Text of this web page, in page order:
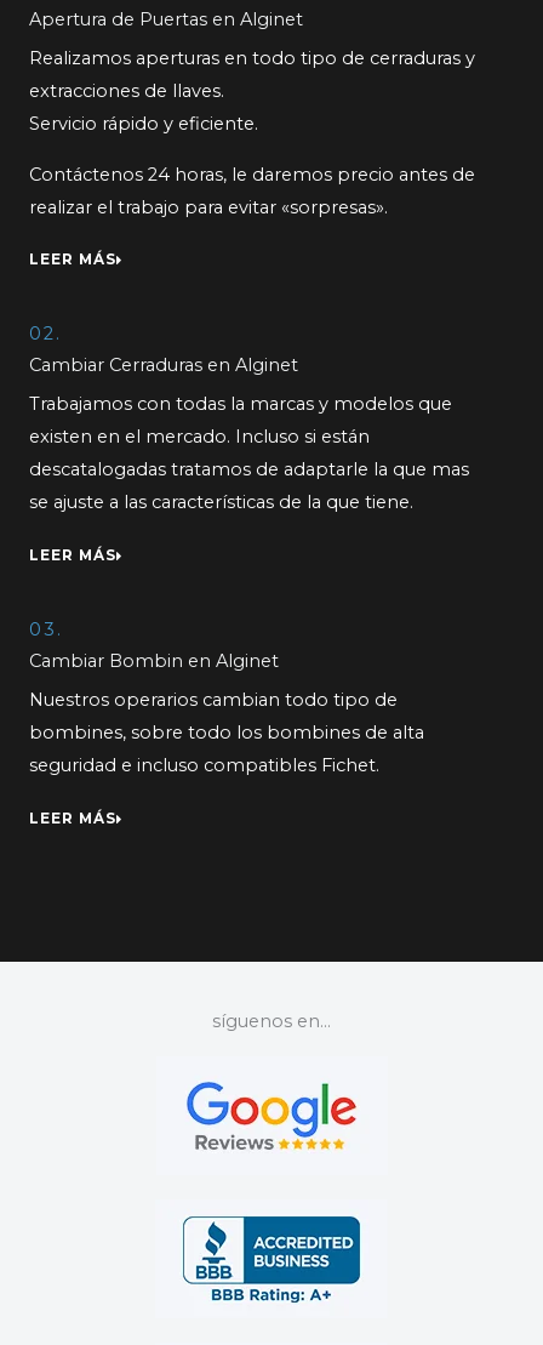
Apertura de Puertas en Alginet
Realizamos aperturas en todo tipo de cerraduras y
extracciones de llaves.
Servicio rápido y eficiente.
Contáctenos 24 horas, le daremos precio antes de
realizar el trabajo para evitar «sorpresas».
LEER MÁS
02.
Cambiar Cerraduras en Alginet
Trabajamos con todas la marcas y modelos que
existen en el mercado. Incluso si están
descatalogadas tratamos de adaptarle la que mas
se ajuste a las características de la que tiene.
LEER MÁS
03.
Cambiar Bombin en Alginet
Nuestros operarios cambian todo tipo de
bombines, sobre todo los bombines de alta
seguridad e incluso compatibles Fichet.
LEER MÁS
síguenos en...